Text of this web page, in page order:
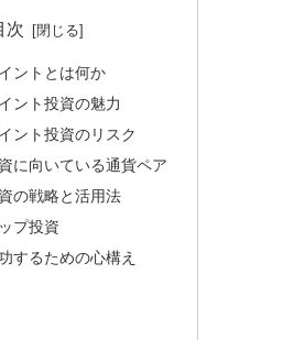
次
ントとは何か
ント投資の魅力
ント投資のリスク
に向いている通貨ペア
の戦略と活用法
プ投資
するための心構え